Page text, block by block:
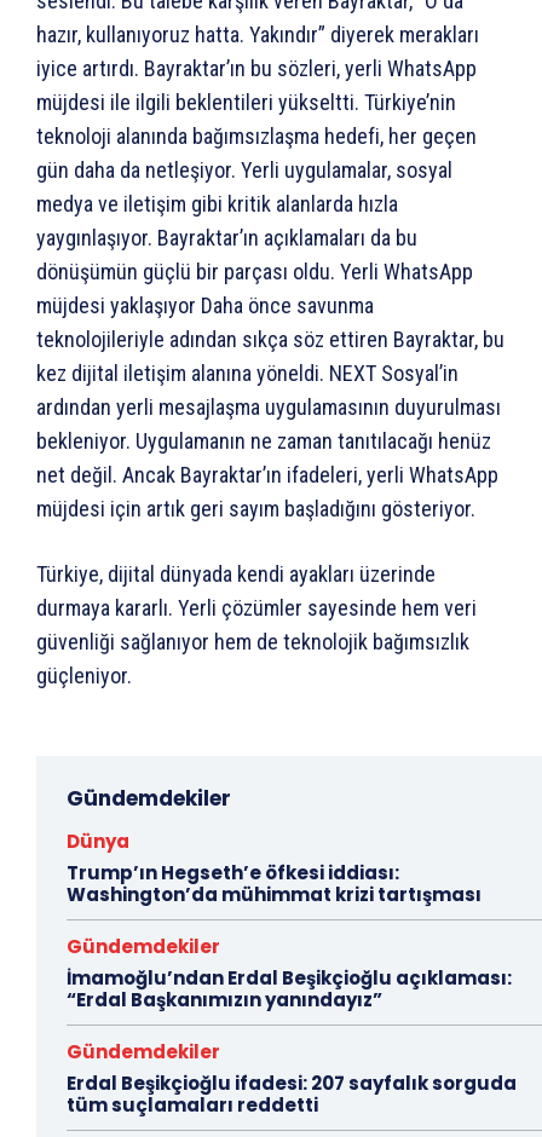
hazır, kullanıyoruz hatta. Yakındır” diyerek merakları
iyice artırdı. Bayraktar’ın bu sözleri, yerli WhatsApp
müjdesi ile ilgili beklentileri yükseltti. Türkiye’nin
teknoloji alanında bağımsızlaşma hedefi, her geçen
gün daha da netleşiyor. Yerli uygulamalar, sosyal
medya ve iletişim gibi kritik alanlarda hızla
yaygınlaşıyor. Bayraktar’ın açıklamaları da bu
dönüşümün güçlü bir parçası oldu. Yerli WhatsApp
müjdesi yaklaşıyor Daha önce savunma
teknolojileriyle adından sıkça söz ettiren Bayraktar, bu
kez dijital iletişim alanına yöneldi. NEXT Sosyal’in
ardından yerli mesajlaşma uygulamasının duyurulması
bekleniyor. Uygulamanın ne zaman tanıtılacağı henüz
net değil. Ancak Bayraktar’ın ifadeleri, yerli WhatsApp
müjdesi için artık geri sayım başladığını gösteriyor.
Türkiye, dijital dünyada kendi ayakları üzerinde
durmaya kararlı. Yerli çözümler sayesinde hem veri
güvenliği sağlanıyor hem de teknolojik bağımsızlık
güçleniyor.
Gündemdekiler
Dünya
Trump’ın Hegseth’e öfkesi iddiası:
Washington’da mühimmat krizi tartışması
Gündemdekiler
İmamoğlu’ndan Erdal Beşikçioğlu açıklaması:
“Erdal Başkanımızın yanındayız”
Gündemdekiler
Erdal Beşikçioğlu ifadesi: 207 sayfalık sorguda
tüm suçlamaları reddetti